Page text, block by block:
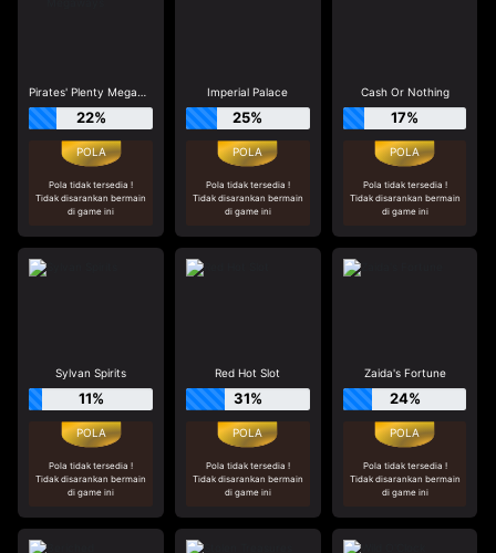
Pirates' Plenty Megaways
22%
Pola tidak tersedia !
Tidak disarankan bermain
di game ini
Imperial Palace
25%
Pola tidak tersedia !
Tidak disarankan bermain
di game ini
Cash Or Nothing
17%
Pola tidak tersedia !
Tidak disarankan bermain
di game ini
Sylvan Spirits
11%
Pola tidak tersedia !
Tidak disarankan bermain
di game ini
Red Hot Slot
31%
Pola tidak tersedia !
Tidak disarankan bermain
di game ini
Zaida's Fortune
24%
Pola tidak tersedia !
Tidak disarankan bermain
di game ini